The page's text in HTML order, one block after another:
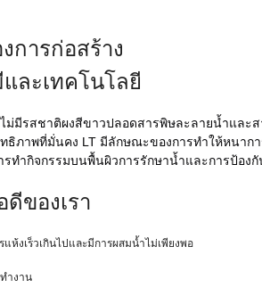
การก่อสร้าง
และเทคโนโลยี
มีรสชาติผงสีขาวปลอดสารพิษละลายน้ำและ
ภาพที่มั่นคง LT มีลักษณะของการทำให้หนากา
ำกิจกรรมบนพื้นผิวการรักษาน้ำและการป้อง
ดีของเรา
ห้งเร็วเกินไปและมีการผสมน้ำไม่เพียงพอ
ำงาน